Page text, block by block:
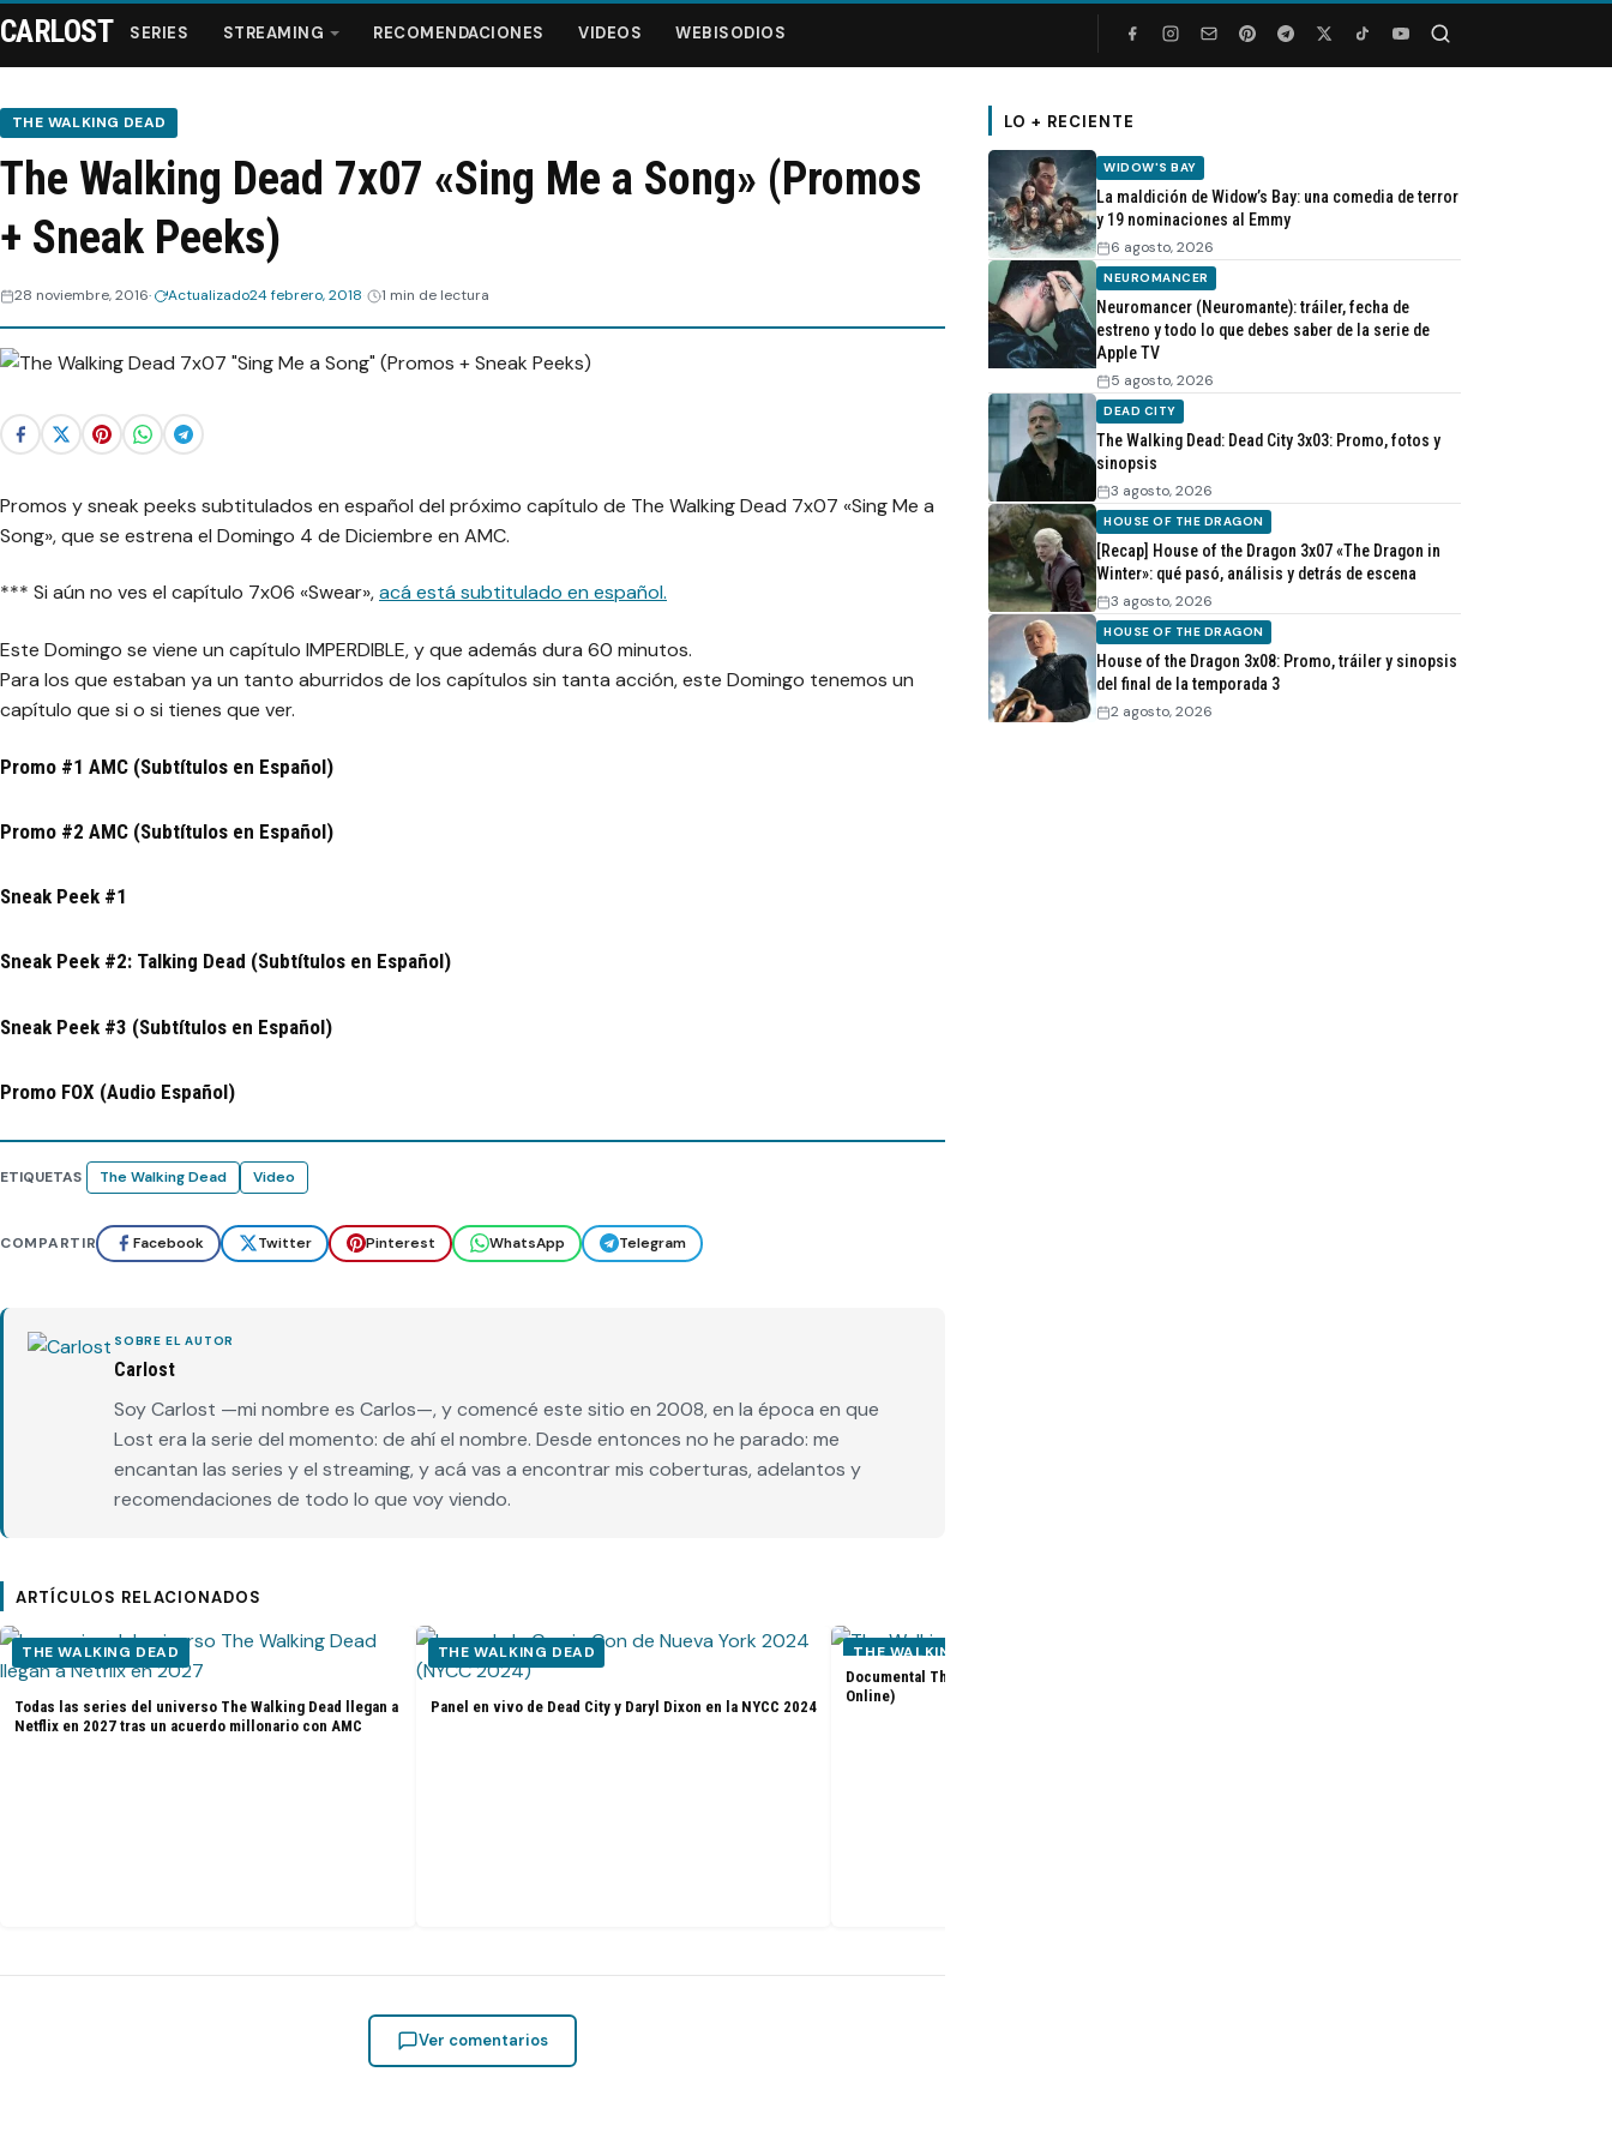
Series
Streaming
Webisodios
CARLOST SERIES STREAMING RECOMENDACIONES VIDEOS WEBISODIOS
THE WALKING DEAD
The Walking Dead 7x07 «Sing Me a Song» (Promos
+ Sneak Peeks)
28 noviembre, 2016 Actualizado24 febrero, 2018 1 min de lectura
Promos y sneak peeks subtitulados en español del próximo capítulo de The Walking Dead 7x07 «Sing Me a
Song», que se estrena el Domingo 4 de Diciembre en AMC.
*** Si aún no ves el capítulo 7x06 «Swear»,acá está subtitulado en español.
Este Domingo se viene un capítulo IMPERDIBLE, y que además dura 60 minutos.
Para los que estaban ya un tanto aburridos de los capítulos sin tanta acción, este Domingo tenemos un
capítulo que si o si tienes que ver.
Promo #1 AMC (Subtítulos en Español)
Promo #2 AMC (Subtítulos en Español)
Sneak Peek #1
Sneak Peek #2: Talking Dead (Subtítulos en Español)
Sneak Peek #3 (Subtítulos en Español)
Promo FOX (Audio Español)
ETIQUETAS The Walking Dead Video
COMPARTIR Facebook Twitter Pinterest WhatsApp Telegram
SOBRE EL AUTOR
Carlost
Soy Carlost —mi nombre es Carlos—, y comencé este sitio en 2008, en la época en que
Lost era la serie del momento: de ahí el nombre. Desde entonces no he parado: me
encantan las series y el streaming, y acá vas a encontrar mis coberturas, adelantos y
recomendaciones de todo lo que voy viendo.
ARTÍCULOS RELACIONADOS
THE WALKING DEAD
Todas las series del universo The Walking Dead llegan a
Netflix en 2027 tras un acuerdo millonario con AMC
THE WALKING DEAD
Panel en vivo de Dead City y Daryl Dixon en la NYCC 2024
THE WALKING DEAD
Documental The Walking Dead: The Return (Subtitulado
Online)
Ver comentarios
LO + RECIENTE
WIDOW'S BAY
La maldición de Widow’s Bay: una comedia de terror
y 19 nominaciones al Emmy
6 agosto, 2026
NEUROMANCER
Neuromancer (Neuromante): tráiler, fecha de
estreno y todo lo que debes saber de la serie de
Apple TV
5 agosto, 2026
DEAD CITY
The Walking Dead: Dead City 3x03: Promo, fotos y
sinopsis
3 agosto, 2026
HOUSE OF THE DRAGON
[Recap] House of the Dragon 3x07 «The Dragon in
Winter»: qué pasó, análisis y detrás de escena
3 agosto, 2026
HOUSE OF THE DRAGON
House of the Dragon 3x08: Promo, tráiler y sinopsis
del final de la temporada 3
2 agosto, 2026